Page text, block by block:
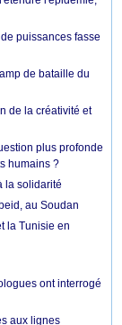
puissances fasse
de bataille du
de la créativité et
plus profonde
humains ?
la solidarité
au Soudan
la Tunisie en
ont interrogé
aux lignes